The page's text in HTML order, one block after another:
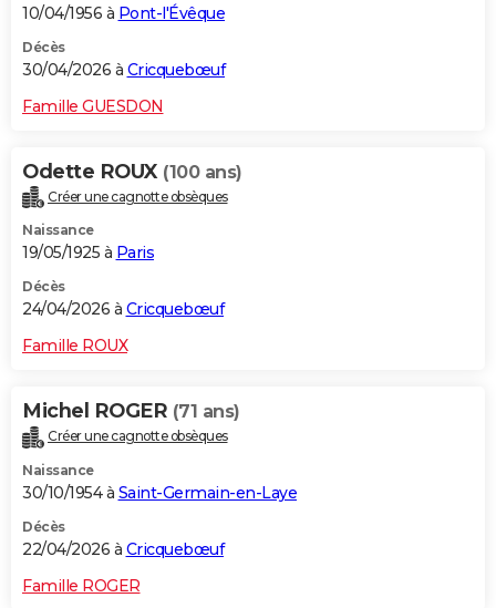
10/04/1956 à Pont-l'Évêque
Décès
30/04/2026 à Cricquebœuf
Famille GUESDON
Odette ROUX (100 ans)
Créer une cagnotte obsèques
Naissance
19/05/1925 à Paris
Décès
24/04/2026 à Cricquebœuf
Famille ROUX
Michel ROGER (71 ans)
Créer une cagnotte obsèques
Naissance
30/10/1954 à Saint-Germain-en-Laye
Décès
22/04/2026 à Cricquebœuf
Famille ROGER